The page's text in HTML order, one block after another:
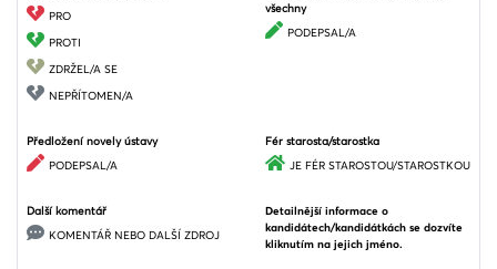
PRO
PROTI
ZDRŽEL/A SE
NEPŘÍTOMEN/A
všechny
PODEPSAL/A
Předložení novely ústavy
PODEPSAL/A
Fér starosta/starostka
JE FÉR STAROSTOU/STAROSTKOU
Další komentář
KOMENTÁŘ NEBO DALŠÍ ZDROJ
Detailnější informace o
kandidátech/kandidátkách se dozvíte
kliknutím na jejich jméno.